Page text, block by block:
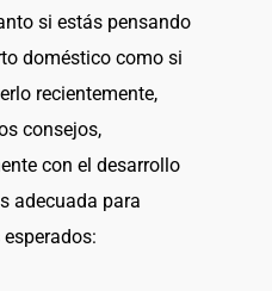
si estás pensando
doméstico como si
recientemente,
consejos,
con el desarrollo
adecuada para